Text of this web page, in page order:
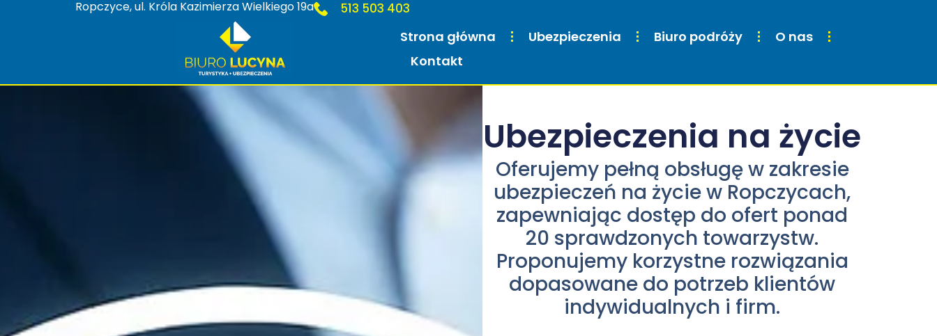
Ropczyce, ul. Króla Kazimierza Wielkiego 19a 513 503 403
Strona główna Ubezpieczenia Biuro podróży
O nas
Kontakt
Ubezpieczenia na życie
Oferujemy pełną obsługę w zakresie
ubezpieczeń na życie w Ropczycach,
zapewniając dostęp do ofert ponad
20 sprawdzonych towarzystw.
Proponujemy korzystne rozwiązania
dopasowane do potrzeb klientów
indywidualnych i firm.